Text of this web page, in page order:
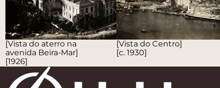
[Vista do aterro na
avenida Beira-Mar]
[1926]
[Vista do Centro]
[c. 1930]